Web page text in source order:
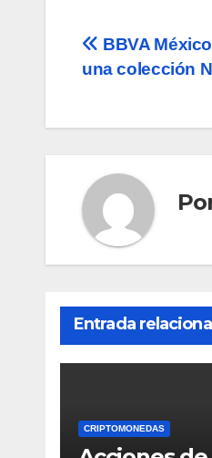
entradas
BBVA
una colección
Entrada
CRIPTOMONEDAS